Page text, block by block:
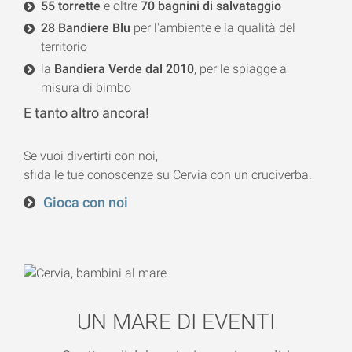
55 torrette e oltre70 bagnini di salvataggio
28 Bandiere Blu per l'ambiente e la qualità del
territorio
la Bandiera Verde dal 2010, per le spiagge a
misura di bimbo
E tanto altro ancora!
Se vuoi divertirti con noi,
sfida le tue conoscenze su Cervia con un cruciverba.
Gioca con noi
UN MARE DI EVENTI